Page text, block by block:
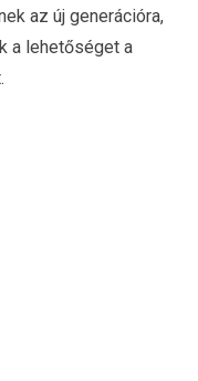
az új generációra,
a lehetőséget a